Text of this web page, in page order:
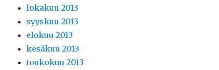
lokakuu 2013
syyskuu 2013
elokuu 2013
kesäkuu 2013
toukokuu 2013